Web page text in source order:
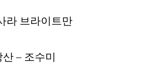
라 브라이트만
– 조수미